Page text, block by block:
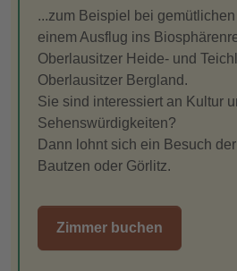
...zum Beispiel bei
einem Ausflug ins
Oberlausitzer Heide- und
Oberlausitzer Bergland.
Sie sind interessiert an Kultur
Sehenswürdigkeiten?
Dann lohnt sich ein Besuch
Bautzen oder Görlitz.
Zimmer buchen